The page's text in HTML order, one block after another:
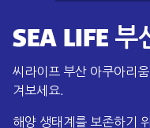
SEA LIFE 부
씨라이프 부산 아쿠아리
겨보세요.
해양 생태계를 보존하기